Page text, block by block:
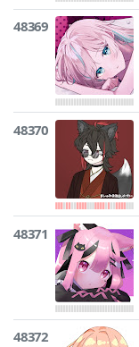
48369
48370
48371
48372